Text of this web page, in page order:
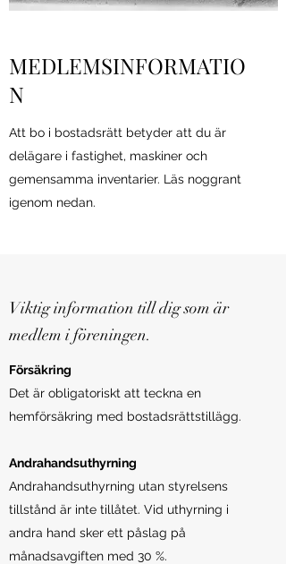
MEDLEMSINFORMATIO
N
Att bo i bostadsrätt betyder att du är
delägare i fastighet, maskiner och
gemensamma inventarier. Läs noggrant
igenom nedan.
Viktig information till dig som är
medlem i föreningen.
Försäkring
Det är obligatoriskt att teckna en
hemförsäkring med bostadsrättstillägg.
Andrahandsuthyrning
Andrahandsuthyrning utan styrelsens
tillstånd är inte tillåtet. Vid uthyrning i
andra hand sker ett påslag på
månadsavgiften med 30 %.